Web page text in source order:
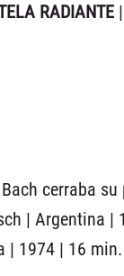
RADIANTE
cerraba
| Argentina |
| 1974 | 16 min.